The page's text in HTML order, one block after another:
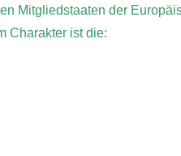
Mitgliedstaaten der
Charakter ist die: